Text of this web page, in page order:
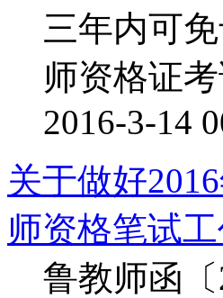
三年内可
师资格证
2016-3-14
关于做好
师资格笔试
鲁教师函